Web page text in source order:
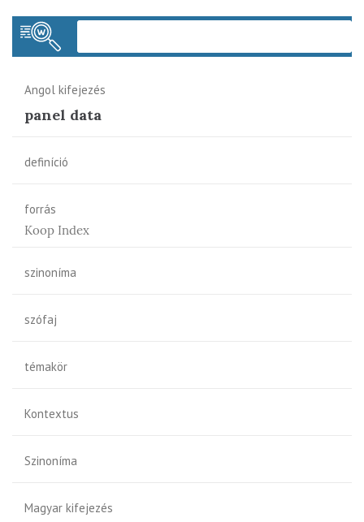
Angol kifejezés
panel data
definíció
forrás
Koop Index
szinoníma
szófaj
témakör
Kontextus
Szinoníma
Magyar kifejezés